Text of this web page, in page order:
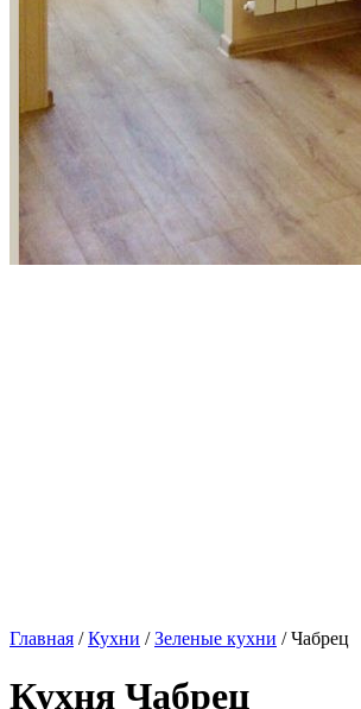
Главная /Кухни /Зеленые кухни / Чабрец
Кухня Чабрец